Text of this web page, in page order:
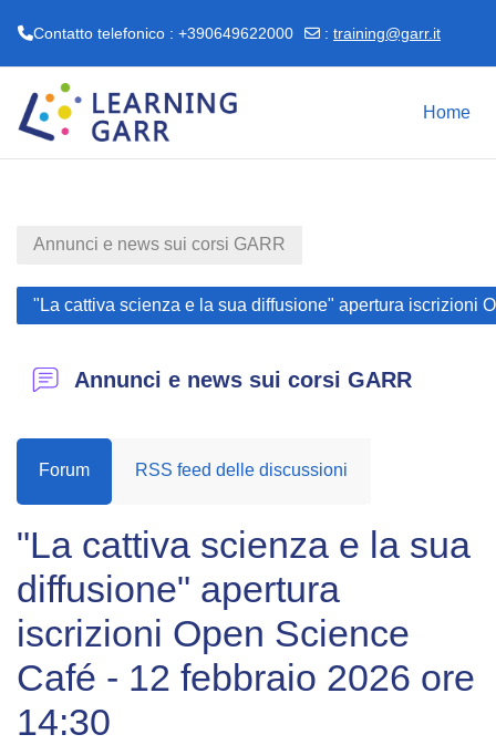
Contatto telefonico : +390649622000 : training@garr.it
Home
Annunci e news sui corsi GARR
"La cattiva scienza e la sua diffusione" apertura iscrizioni
Annunci e news sui corsi GARR
Forum RSS feed delle discussioni
"La cattiva scienza e la sua
diffusione" apertura
iscrizioni Open Science
Café - 12 febbraio 2026 ore
14:30